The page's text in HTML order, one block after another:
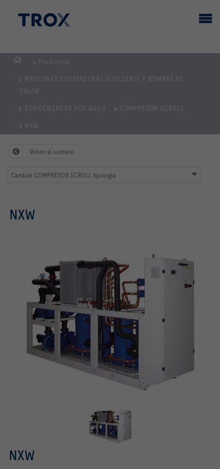
PRINCIPAL
Productos
MAQUINAS ENFRIADORAS (CHILLERS) Y BOMBAS DE
CALOR
CONDENSADOS POR AGUA COMPRESOR SCROLL
NXW
Volver al sumario
Cambiar COMPRESOR SCROLL tipología
NXW
NXW